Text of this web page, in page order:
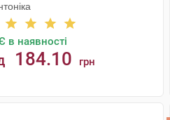
в наявності
184.10 грн